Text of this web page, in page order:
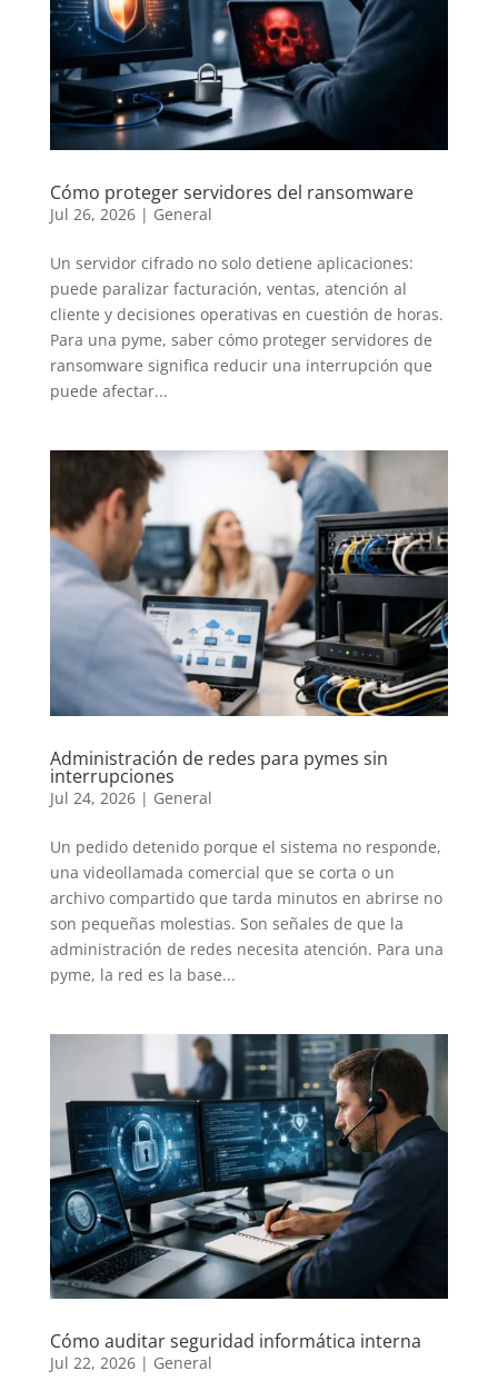
Cómo proteger servidores del ransomware
Jul 26, 2026| General
Un servidor cifrado no solo detiene aplicaciones:
puede paralizar facturación, ventas, atención al
cliente y decisiones operativas en cuestión de horas.
Para una pyme, saber cómo proteger servidores de
ransomware significa reducir una interrupción que
puede afectar...
Administración de redes para pymes sin
interrupciones
Jul 24, 2026| General
Un pedido detenido porque el sistema no responde,
una videollamada comercial que se corta o un
archivo compartido que tarda minutos en abrirse no
son pequeñas molestias. Son señales de que la
administración de redes necesita atención. Para una
pyme, la red es la base...
Cómo auditar seguridad informática interna
Jul 22, 2026| General